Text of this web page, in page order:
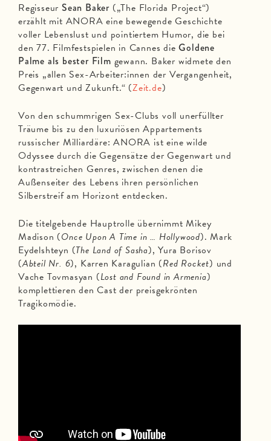
Regisseur Sean Baker („The Florida Project“)
erzählt mit ANORA eine bewegende Geschichte
voller Lebenslust und pointiertem Humor, die bei
den 77. Filmfestspielen in Cannes dieGoldene
Palme als bester Film gewann. Baker widmete den
Preis „allen Sex-Arbeiter:innen der Vergangenheit,
Gegenwart und Zukunft.“ (Zeit.de)
Von den schummrigen Sex-Clubs voll unerfüllter
Träume bis zu den luxuriösen Appartements
russischer Milliardäre: ANORA ist eine wilde
Odyssee durch die Gegensätze der Gegenwart und
kontrastreichen Genres, zwischen denen die
Außenseiter des Lebens ihren persönlichen
Silberstreif am Horizont entdecken.
Die titelgebende Hauptrolle übernimmt Mikey
Madison (Once Upon A Time in … Hollywood). Mark
Eydelshteyn (The Land of Sasha), Yura Borisov
(Abteil Nr. 6), Karren Karagulian (Red Rocket) und
Vache Tovmasyan (Lost and Found in Armenia)
komplettieren den Cast der preisgekrönten
Tragikomödie.